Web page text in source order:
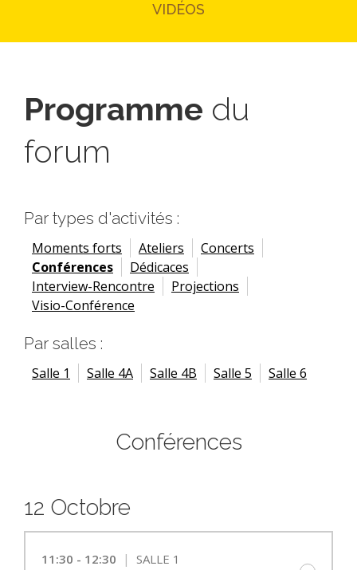
VIDÉOS
Programme du
forum
Par types d'activités :
Moments forts Ateliers
Concerts
Conférences
Dédicaces
Interview-Rencontre
Projections
Visio-Conférence
Par salles :
Salle 1 Salle 4A Salle 4B Salle 5 Salle 6
Conférences
12 Octobre
11:30 - 12:30 | SALLE 1